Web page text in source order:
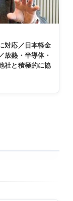
対応／日本軽金
熱・半導体・
社と積極的に協